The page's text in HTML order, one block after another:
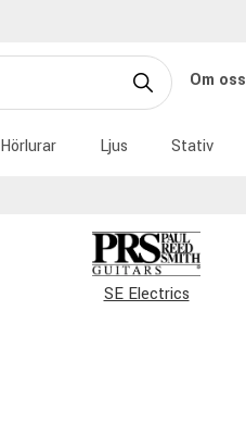
Om oss
Hörlurar Ljus Stativ
SE Electrics